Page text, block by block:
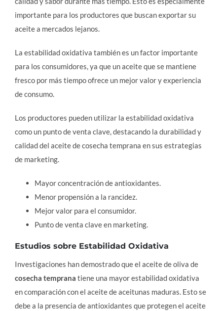
importante para los productores que buscan exportar su
aceite a mercados lejanos.
La estabilidad oxidativa también es un factor importante
para los consumidores, ya que un aceite que se mantiene
fresco por más tiempo ofrece un mejor valor y experiencia
de consumo.
Los productores pueden utilizar la estabilidad oxidativa
como un punto de venta clave, destacando la durabilidad y
calidad del aceite de cosecha temprana en sus estrategias
de marketing.
Mayor concentración de antioxidantes.
Menor propensión a la rancidez.
Mejor valor para el consumidor.
Punto de venta clave en marketing.
Estudios sobre Estabilidad Oxidativa
Investigaciones han demostrado que el aceite de oliva de
cosecha temprana tiene una mayor estabilidad oxidativa
en comparación con el aceite de aceitunas maduras. Esto se
debe a la presencia de antioxidantes que protegen el aceite